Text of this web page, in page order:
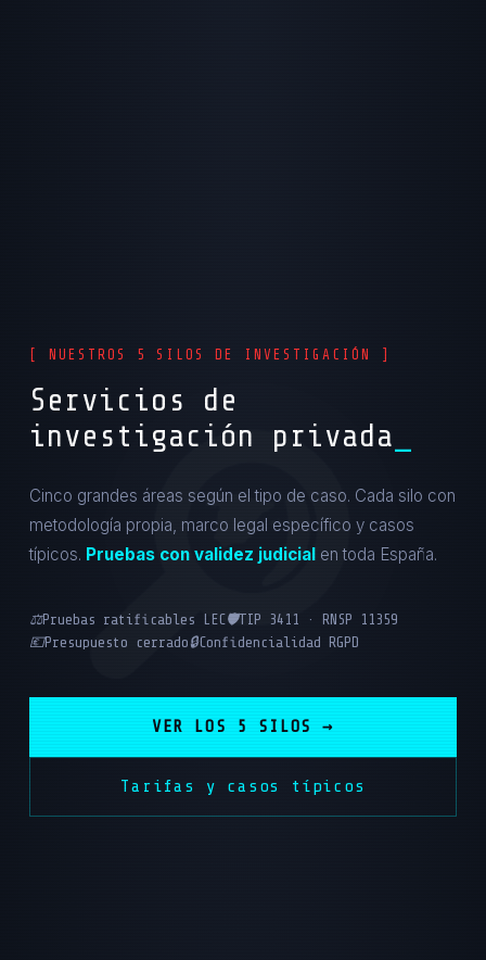
[ NUESTROS 5 SILOS DE INVESTIGACIÓN ]
Servicios de
investigación privada
Cinco grandes áreas según el tipo de caso. Cada silo con
metodología propia, marco legal específico y casos
típicos. Pruebas con validez judicialen toda España.
⚖️Pruebas ratificables LEC🛡️TIP 3411 · RNSP 11359
💶Presupuesto cerrado🔒Confidencialidad RGPD
VER LOS 5 SILOS →
Tarifas y casos típicos